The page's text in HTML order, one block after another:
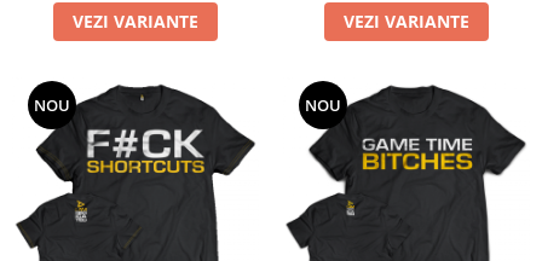
VEZI VARIANTE VEZI VARIANTE
NOU NOU